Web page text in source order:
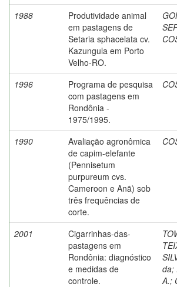
1988
Produtividade animal
em pastagens de
Setaria sphacelata cv.
Kazungula em Porto
Velho-RO.
1996
Programa de pesquisa
com pastagens em
Rondônia -
1975/1995.
1990
Avaliação agronômica
de capim-elefante
(Pennisetum
purpureum cvs.
Cameroon e Anã) sob
três frequências de
corte.
2001
Cigarrinhas-das-
pastagens em
Rondônia: diagnóstico
e medidas de
controle.
da;
A.;